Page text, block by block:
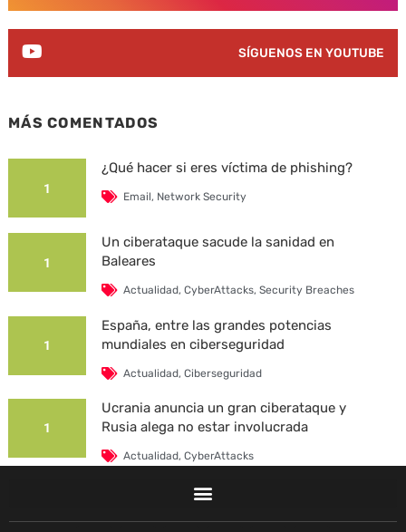
SÍGUENOS EN YOUTUBE
MÁS COMENTADOS
1
¿Qué hacer si eres víctima de phishing?
Email, Network Security
1
Un ciberataque sacude la sanidad en
Baleares
Actualidad,CyberAttacks,Security Breaches
1
España, entre las grandes potencias
mundiales en ciberseguridad
Actualidad,Ciberseguridad
1
Ucrania anuncia un gran ciberataque y
Rusia alega no estar involucrada
Actualidad,CyberAttacks
La Universidad Autónoma de Barcelona es